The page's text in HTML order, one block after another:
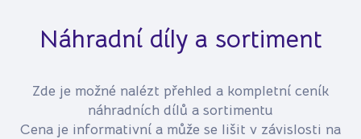
Náhradní díly a sortiment
Zde je možné nalézt přehled a kompletní ceník
náhradních dílů a sortimentu
Cena je informativní a může se lišit v závislosti na